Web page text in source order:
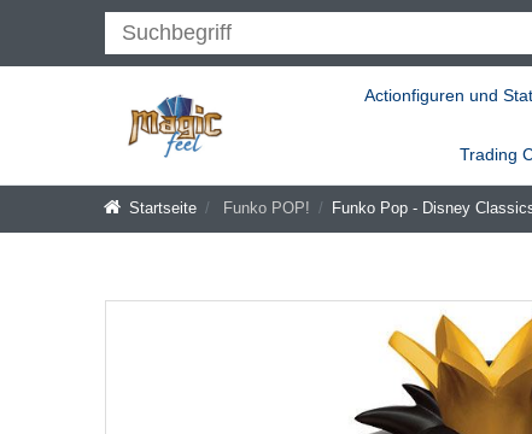
Actionfiguren und
Trading
Startseite Funko POP! Funko Pop - Disney